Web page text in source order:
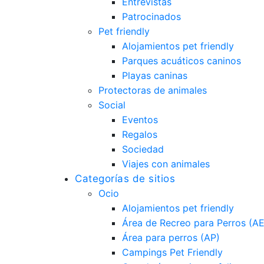
Patrocinados
Pet friendly
Alojamientos pet friendly
Parques acuáticos caninos
Playas caninas
Protectoras de animales
Social
Eventos
Regalos
Sociedad
Viajes con animales
Categorías de sitios
Ocio
Alojamientos pet friendly
Área de Recreo para Perros
Área para perros (AP)
Campings Pet Friendly